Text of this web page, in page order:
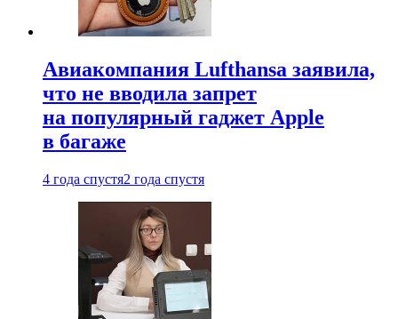
Авиакомпания Lufthansa заявила,
что не вводила запрет
на популярный гаджет Apple
в багаже
4 года спустя2 года спустя